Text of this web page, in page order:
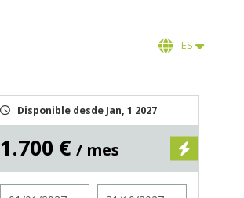
ES
Disponible desde Jan, 1 2027
1.700 € / mes